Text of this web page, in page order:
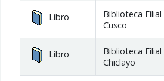
Libro
Biblioteca Filial
Cusco
Libro
Biblioteca Filial
Chiclayo